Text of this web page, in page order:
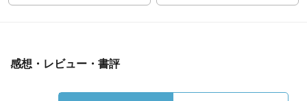
感想・レビュー・書評